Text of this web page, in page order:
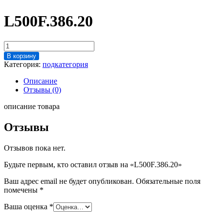
L500F.386.20
Количество
товара
L500F.386.20
В корзину
Категория: подкатегория
Описание
Отзывы (0)
описание товара
Отзывы
Отзывов пока нет.
Будьте первым, кто оставил отзыв на «L500F.386.20»
Ваш адрес email не будет опубликован. Обязательные поля
помечены *
Ваша оценка *